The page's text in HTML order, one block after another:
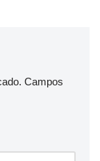
Campos